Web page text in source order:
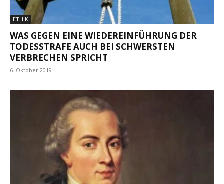
ETHIK
WAS GEGEN EINE WIEDEREINFÜHRUNG DER
TODESSTRAFE AUCH BEI SCHWERSTEN
VERBRECHEN SPRICHT
6. Oktober 2019